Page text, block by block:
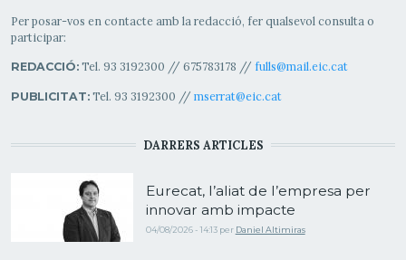
Per posar-vos en contacte amb la redacció, fer qualsevol consulta o
participar:
REDACCIÓ:Tel. 93 3192300 // 675783178 // fulls@mail.eic.cat
PUBLICITAT:Tel. 93 3192300 // mserrat@eic.cat
DARRERS ARTICLES
Eurecat, l’aliat de l’empresa per
innovar amb impacte
04/08/2026 - 14:13 per Daniel Altimiras